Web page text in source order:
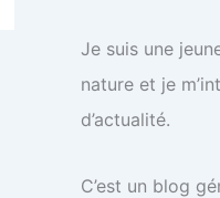
Je suis une
nature et je
d’actualité.
C’est un blog